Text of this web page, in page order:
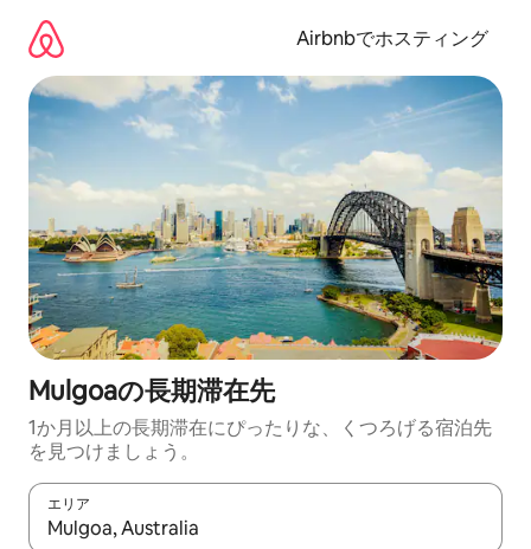
Airbnbでホスティング
Mulgoaの長期滞在先
1か月以上の長期滞在にぴったりな、くつろげる宿泊先
を見つけましょう。
エリア
検索結果が表示されたら、上下の矢印キーを使って移動するか